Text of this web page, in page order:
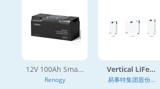
12V 100Ah Sma...
Renogy
Vertical LiFe...
易事特集团股份...